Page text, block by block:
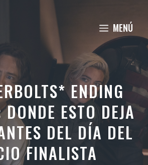
MENÚ
ENDING
ESTO DEJA
DEL DÍA DEL
FINALISTA